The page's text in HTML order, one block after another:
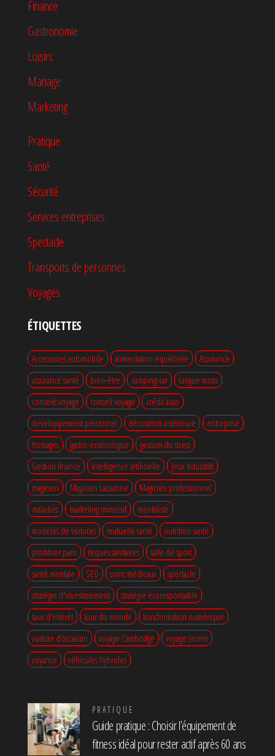
Finance
Gastronomie
Loisirs
Mariage
Marketing
Pratique
Santé
Sécurité
Services entreprises
Spectacle
Transports de personnes
Voyages
ÉTIQUETTES
Accessoires automobile alimentation équilibrée
Assurance
assurance santé
bien-être camping-car
casque moto
conseils voyage
conseil voyage
crédit auto
developpement personnel
décoration intérieure
entreprise
fromages
gastro-entérologue
gestion du stress
Gestion finance
intelligence artificielle
jeux éducatifs
magicien
Magicien Lausanne
Magicien professionnel
maladies
marketing immersif
mentaliste
modèles de voitures
mutuelle santé
nutrition santé
plombier paris
risques sanitaires
salle de sport
santé mentale
SEO soins médicaux
spectacle
stratégie d'investissement
stratégie écoresponsable
taux d'intérêt
tour du monde
transformation numérique
voiture d’occasion
voyage Cambodge
voyage serein
voyance
véhicules hybrides
PRATIQUE
Guide pratique : Choisir l’équipement de
fitness idéal pour rester actif après 60 ans